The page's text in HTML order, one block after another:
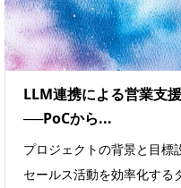
LLM連携による営業支
──PoCから...
プロジェクトの背景と目標
セールス活動を効率化する